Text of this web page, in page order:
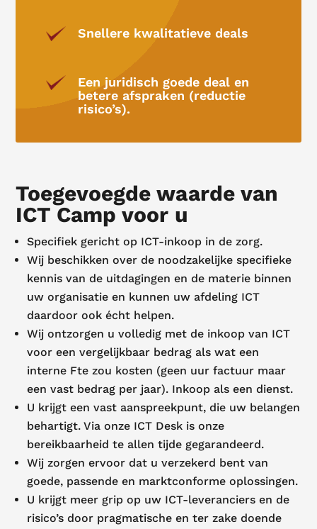
Snellere kwalitatieve deals
Een juridisch goede deal en
betere afspraken (reductie
risico’s).
Toegevoegde waarde van
ICT Camp voor u
Specifiek gericht op ICT-inkoop in de zorg.
Wij beschikken over de noodzakelijke specifieke
kennis van de uitdagingen en de materie binnen
uw organisatie en kunnen uw afdeling ICT
daardoor ook écht helpen.
Wij ontzorgen u volledig met de inkoop van ICT
voor een vergelijkbaar bedrag als wat een
interne Fte zou kosten (geen uur factuur maar
een vast bedrag per jaar). Inkoop als een dienst.
U krijgt een vast aanspreekpunt, die uw belangen
behartigt. Via onze ICT Desk is onze
bereikbaarheid te allen tijde gegarandeerd.
Wij zorgen ervoor dat u verzekerd bent van
goede, passende en marktconforme oplossingen.
U krijgt meer grip op uw ICT-leveranciers en de
risico’s door pragmatische en ter zake doende